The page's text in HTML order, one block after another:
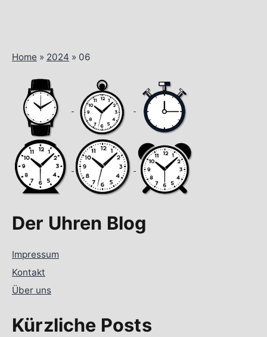
Home » 2024 » 06
Der Uhren Blog
Impressum
Kontakt
Über uns
Kürzliche Posts